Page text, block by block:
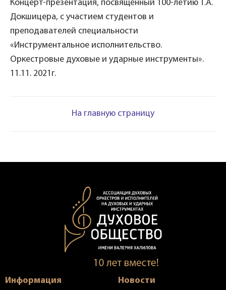
Концерт-презентация, посвящённый 100-летию Т.А.
Докшицера, с участием студентов и
преподавателей специальности
«Инструментальное исполнительство.
Оркестровые духовые и ударные инструменты».
11.11. 2021г.
На главную страницу
Информация Новости